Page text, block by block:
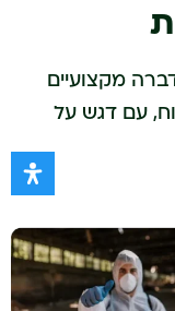
מקצועיים
עם דגש על